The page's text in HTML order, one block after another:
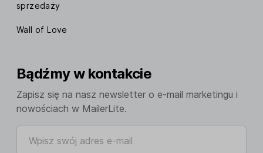
sprzedaży
Wall of Love
Bądźmy w kontakcie
Zapisz się na nasz newsletter o e-mail marketingu i
nowościach w MailerLite.
Wpisz swój adres e-mail